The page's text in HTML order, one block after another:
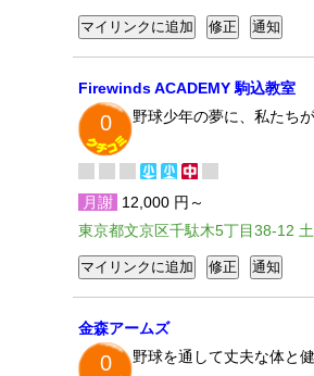
Firewinds ACADEMY 駒込教室
0 野球少年の夢に、私たち
月謝 12,000 円～
東京都文京区千駄木5丁目38-12
金森アームズ
0 野球を通して丈夫な体と